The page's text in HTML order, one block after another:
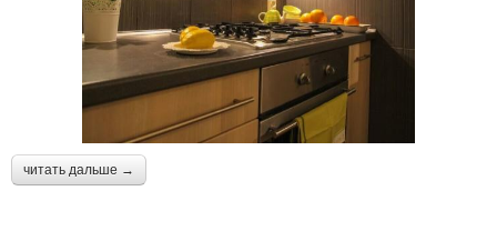
читать дальше →